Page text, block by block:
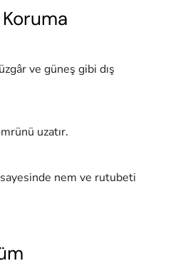
Koruma
ve güneş gibi dış
uzatır.
nem ve rutubeti